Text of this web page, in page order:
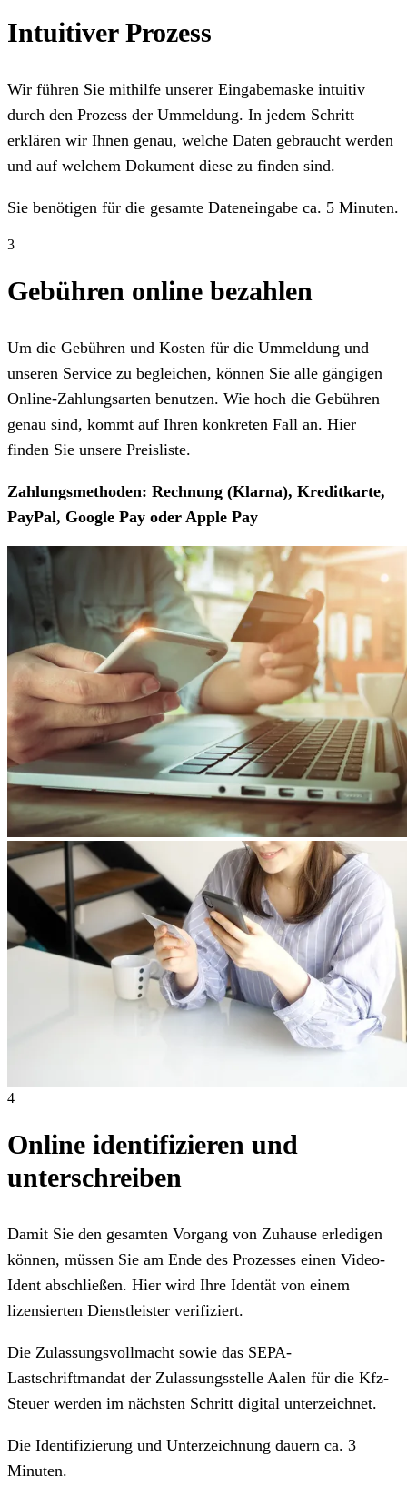
Intuitiver Prozess
Wir führen Sie mithilfe unserer Eingabemaske intuitiv
durch den Prozess der Ummeldung. In jedem Schritt
erklären wir Ihnen genau, welche Daten gebraucht werden
und auf welchem Dokument diese zu finden sind.
Sie benötigen für die gesamte Dateneingabe ca. 5 Minuten.
3
Gebühren online bezahlen
Um die Gebühren und Kosten für die Ummeldung und
unseren Service zu begleichen, können Sie alle gängigen
Online-Zahlungsarten benutzen. Wie hoch die Gebühren
genau sind, kommt auf Ihren konkreten Fall an. Hier
finden Sie unsere Preisliste.
Zahlungsmethoden: Rechnung (Klarna), Kreditkarte,
PayPal, Google Pay oder Apple Pay
4
Online identifizieren und
unterschreiben
Damit Sie den gesamten Vorgang von Zuhause erledigen
können, müssen Sie am Ende des Prozesses einen Video-
Ident abschließen. Hier wird Ihre Identät von einem
lizensierten Dienstleister verifiziert.
Die Zulassungsvollmacht sowie das SEPA-
Lastschriftmandat der Zulassungsstelle Aalen für die Kfz-
Steuer werden im nächsten Schritt digital unterzeichnet.
Die Identifizierung und Unterzeichnung dauern ca. 3
Minuten.